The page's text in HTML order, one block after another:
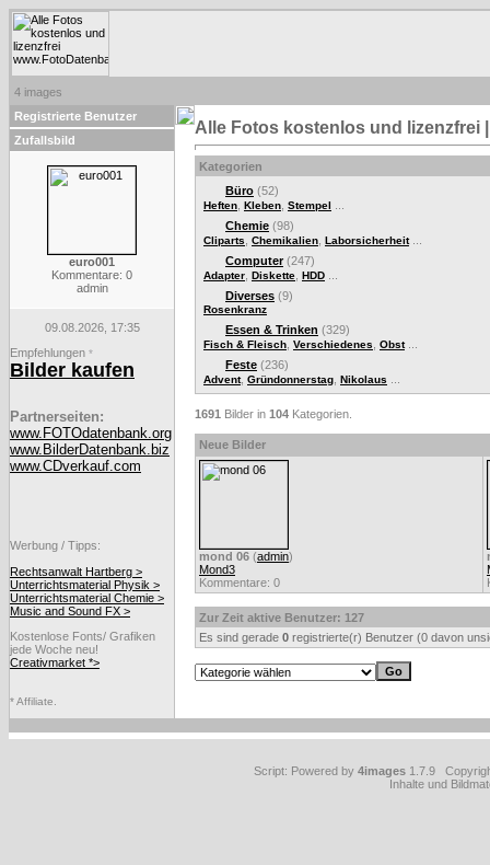
4 images
Registrierte Benutzer
Zufallsbild
euro001
Kommentare: 0
admin
09.08.2026, 17:35
Empfehlungen *
Bilder kaufen
Partnerseiten:
www.FOTOdatenbank.org
www.BilderDatenbank.biz
www.CDverkauf.com
Werbung / Tipps:
Rechtsanwalt Hartberg >
Unterrichtsmaterial Physik >
Unterrichtsmaterial Chemie >
Music and Sound FX >
Kostenlose Fonts/ Grafiken
jede Woche neu!
Creativmarket *>
* Affiliate.
Alle Fotos kostenlos und lizenzfrei
Kategorien
Büro (52)
Heften Kleben Stempel
Chemie (98)
Cliparts Chemikalien Laborsicherheit...
Computer(247)
Adapter Diskette HDD
Diverses (9)
Rosenkranz
Essen & Trinken (329)
Fisch & Fleisch Verschiedenes Obst...
Feste (236)
Advent, Gründonnerstag Nikolaus
1691 Bilder in 104 Kategorien.
Neue Bilder
mond 06 (admin)
Mond3
Kommentare: 0
Zur Zeit aktive Benutzer: 127
Es sind gerade 0 registrierte(r) Benutzer (0 davon
Script: Powered by 4images 1.7.9
Inhalte und